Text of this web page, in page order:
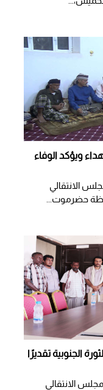
ويؤكد الوفاء
الانتقالي
حضرموت...
الجنوبية تقديرًا
الانتقالي